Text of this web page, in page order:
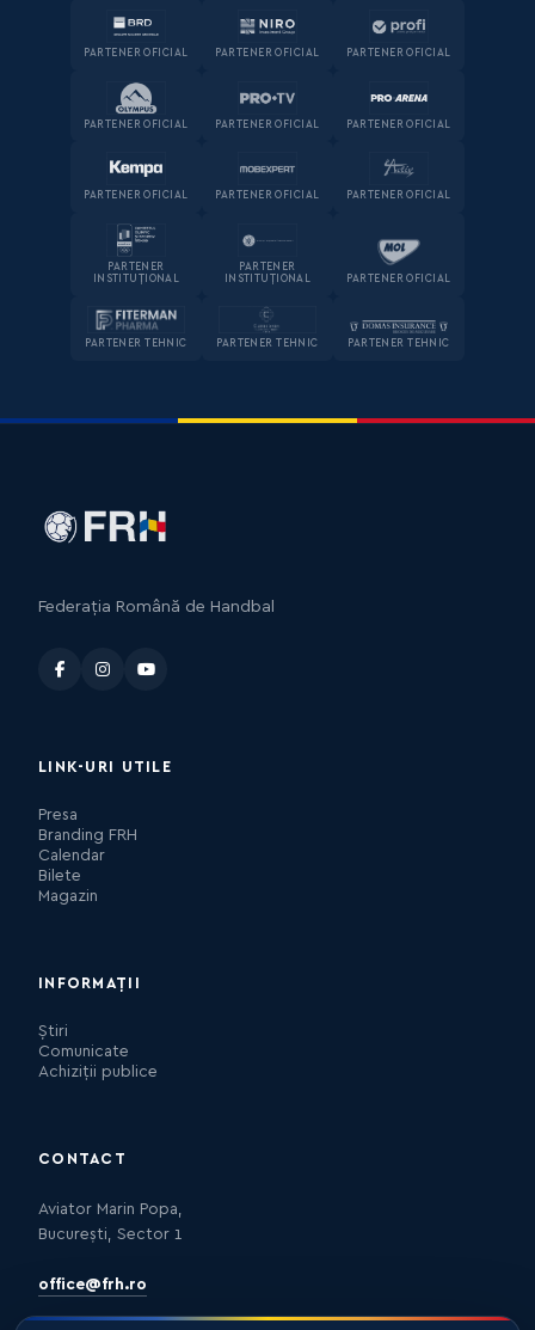
PARTENER OFICIAL PARTENER OFICIAL PARTENER OFICIAL
PARTENER OFICIAL PARTENER OFICIAL PARTENER OFICIAL
PARTENER OFICIAL PARTENER OFICIAL PARTENER OFICIAL
PARTENER
INSTITUȚIONAL
PARTENER
INSTITUȚIONAL
PARTENER OFICIAL
PARTENER TEHNIC PARTENER TEHNIC PARTENER TEHNIC
Federația Română de Handbal
LINK-URI UTILE
Presa
Branding FRH
Calendar
Bilete
Magazin
INFORMAȚII
Știri
Comunicate
Achiziții publice
CONTACT
Aviator Marin Popa,
București, Sector 1
office@frh.ro